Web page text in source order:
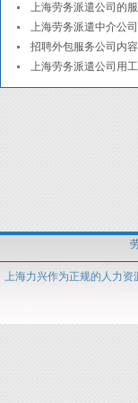
上海劳务派遣公司的
上海劳务派遣中介公
招聘外包服务公司内
上海劳务派遣公司用
上海力兴作为正规的人力资